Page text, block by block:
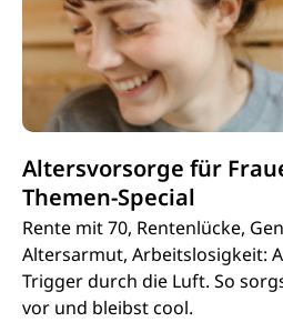
Altersvorsorge für
Themen-Special
Rente mit 70, Rentenlücke,
Altersarmut, Arbeitslosigkeit:
Trigger durch die Luft. So
vor und bleibst cool.